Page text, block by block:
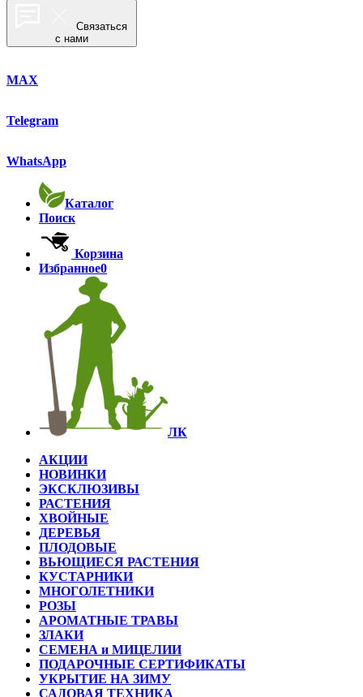
Связаться
с нами
MAX
Telegram
WhatsApp
Каталог
Поиск
Корзина
Избранное0
ЛК
АКЦИИ
НОВИНКИ
ЭКСКЛЮЗИВЫ
РАСТЕНИЯ
ХВОЙНЫЕ
ДЕРЕВЬЯ
ПЛОДОВЫЕ
ВЬЮЩИЕСЯ РАСТЕНИЯ
КУСТАРНИКИ
МНОГОЛЕТНИКИ
РОЗЫ
АРОМАТНЫЕ ТРАВЫ
ЗЛАКИ
СЕМЕНА и МИЦЕЛИИ
ПОДАРОЧНЫЕ СЕРТИФИКАТЫ
УКРЫТИЕ НА ЗИМУ
САДОВАЯ ТЕХНИКА